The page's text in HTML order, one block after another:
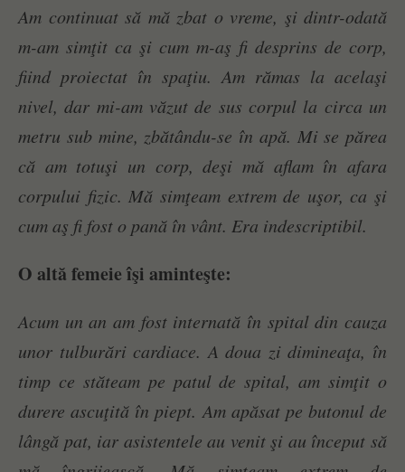
Am continuat să mă zbat o vreme, şi dintr-odată
m-am simţit ca şi cum m-aş fi desprins de corp,
fiind proiectat în spaţiu. Am rămas la acelaşi
nivel, dar mi-am văzut de sus corpul la circa un
metru sub mine, zbătându-se în apă. Mi se părea
că am totuşi un corp, deşi mă aflam în afara
corpului fizic. Mă simţeam extrem de uşor, ca şi
cum aş fi fost o pană în vânt. Era indescriptibil.
O altă femeie îşi aminteşte:
Acum un an am fost internată în spital din cauza
unor tulburări cardiace. A doua zi dimineaţa, în
timp ce stăteam pe patul de spital, am simţit o
durere ascuţită în piept. Am apăsat pe butonul de
lângă pat, iar asistentele au venit şi au început să